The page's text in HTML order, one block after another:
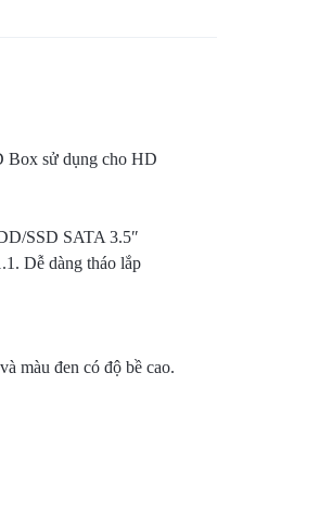
Box sử dụng cho HD
SSD SATA 3.5″
Dễ dàng tháo lắp
màu đen có độ bề cao.